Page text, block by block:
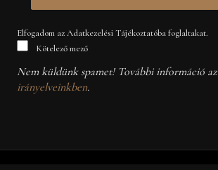
Elfogadom az Adatkezelési Tájékoztatóba foglaltakat.
Kötelező mező
Nem küldünk spamet! További információ az
irányelveinkben.